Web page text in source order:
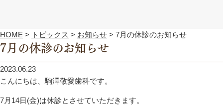
HOME > トピックス > お知らせ > 7月の休診のお知らせ
7月の休診のお知らせ
2023.06.23
こんにちは、駒澤敬愛歯科です。
7月14日(金)は休診とさせていただきます。